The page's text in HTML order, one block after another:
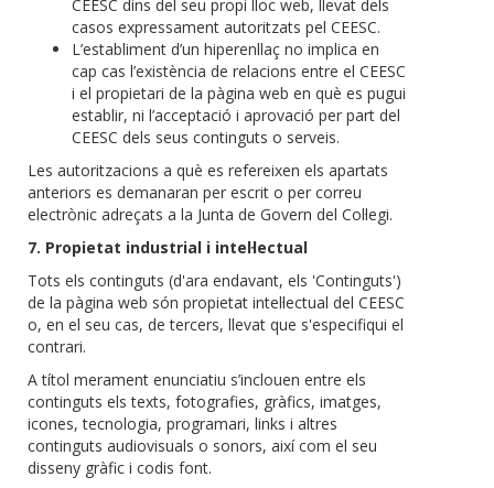
CEESC dins del seu propi lloc web, llevat dels
casos expressament autoritzats pel CEESC.
L’establiment d’un hiperenllaç no implica en
cap cas l’existència de relacions entre el CEESC
i el propietari de la pàgina web en què es pugui
establir, ni l’acceptació i aprovació per part del
CEESC dels seus continguts o serveis.
Les autoritzacions a què es refereixen els apartats
anteriors es demanaran per escrit o per correu
electrònic adreçats a la Junta de Govern del Col·legi.
7. Propietat industrial i intel·lectual
Tots els continguts (d'ara endavant, els 'Continguts')
de la pàgina web són propietat intel·lectual del CEESC
o, en el seu cas, de tercers, llevat que s'especifiqui el
contrari.
A títol merament enunciatiu s’inclouen entre els
continguts els texts, fotografies, gràfics, imatges,
icones, tecnologia, programari, links i altres
continguts audiovisuals o sonors, així com el seu
disseny gràfic i codis font.